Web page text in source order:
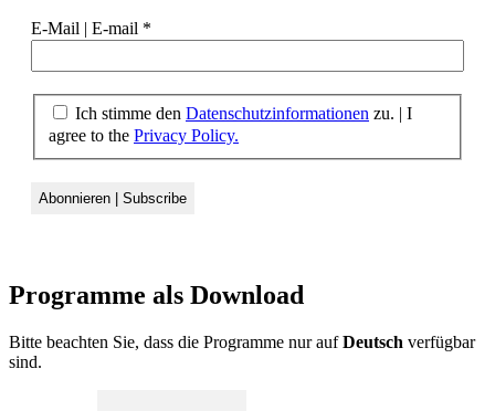
E-Mail | E-mail *
Ich stimme den Datenschutzinformationen zu. | I
agree to the Privacy Policy.
Programme als Download
Bitte beachten Sie, dass die Programme nur aufDeutsch verfügbar
sind.